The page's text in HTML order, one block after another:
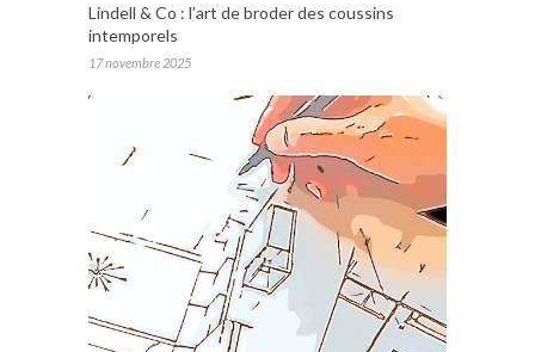
Lindell & Co : l’art de broder des coussins
intemporels
17 novembre 2025